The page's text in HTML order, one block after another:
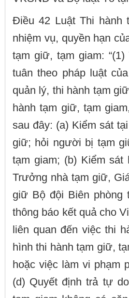
Điều 42 Luật Thi hành
nhiệm vụ, quyền hạn
tạm giữ, tạm giam:
tuân theo pháp luật
quản lý, thi hành tạm
hành tạm giữ, tạm
sau đây: (a) Kiểm sát
giữ; hỏi người bị tạm
tạm giam; (b) Kiểm
Trưởng nhà tạm giữ,
giữ Bộ đội Biên phòng
thông báo kết quả cho
liên quan đến việc thi
hình thi hành tạm giữ,
hoặc việc làm vi phạm
(d) Quyết định trả tự